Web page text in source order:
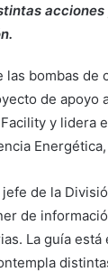
acciones
las bombas de
de apoyo
y lidera
Energética,
de la
de
La guía